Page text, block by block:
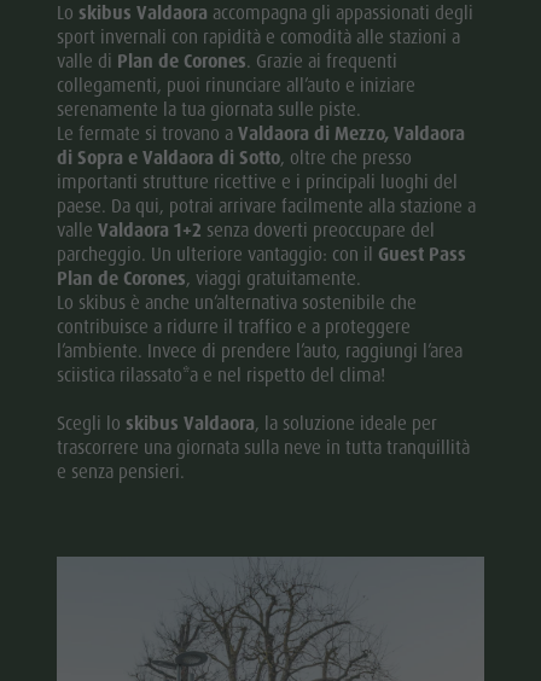
Lo skibus Valdaora accompagna gli appassionati degli
sport invernali con rapidità e comodità alle stazioni a
valle di Plan de Corones. Grazie ai frequenti
collegamenti, puoi rinunciare all’auto e iniziare
serenamente la tua giornata sulle piste.
Le fermate si trovano aValdaora di Mezzo, Valdaora
di Sopra e Valdaora di Sotto, oltre che presso
importanti strutture ricettive e i principali luoghi del
paese. Da qui, potrai arrivare facilmente alla stazione a
valleValdaora 1+2 senza doverti preoccupare del
parcheggio. Un ulteriore vantaggio: con il Guest Pass
Plan de Corones, viaggi gratuitamente.
Lo skibus è anche un’alternativa sostenibile che
contribuisce a ridurre il traffico e a proteggere
l’ambiente. Invece di prendere l’auto, raggiungi l’area
sciistica rilassato*a e nel rispetto del clima!
Scegli lo skibus Valdaora, la soluzione ideale per
trascorrere una giornata sulla neve in tutta tranquillità
e senza pensieri.